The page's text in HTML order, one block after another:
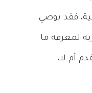
فقد يوصي
لمعرفة ما
أم لا.